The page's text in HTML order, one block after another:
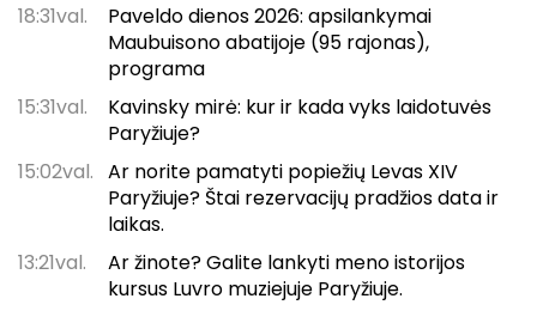
18:31val.
Paveldo dienos 2026: apsilankymai
Maubuisono abatijoje (95 rajonas),
programa
15:31val.
Kavinsky mirė: kur ir kada vyks laidotuvės
Paryžiuje?
15:02val. Ar norite pamatyti popiežių Levas XIV
Paryžiuje? Štai rezervacijų pradžios data ir
laikas.
13:21val.
Ar žinote? Galite lankyti meno istorijos
kursus Luvro muziejuje Paryžiuje.